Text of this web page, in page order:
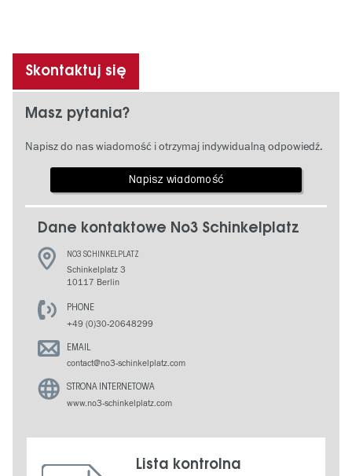
Skontaktuj się
Masz pytania?
Napisz do nas wiadomość i otrzymaj indywidualną odpowiedź.
Napisz wiadomość
Dane kontaktowe No3 Schinkelplatz
NO3 SCHINKELPLATZ
Schinkelplatz 3
10117 Berlin
PHONE
+49 (0)30-20648299
EMAIL
contact@no3-schinkelplatz.com
STRONA INTERNETOWA
www.no3-schinkelplatz.com
Lista kontrolna